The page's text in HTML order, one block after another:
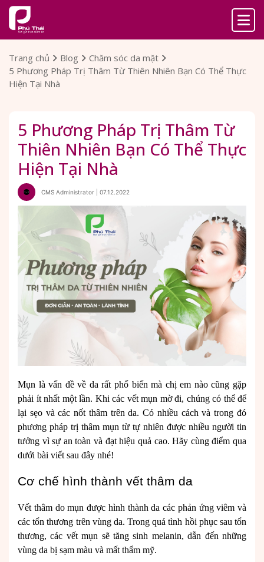
Trang chủ Blog
Chăm sóc da mặt
5 Phương Pháp Trị Thâm Từ Thiên Nhiên Bạn Có Thể Thực
Hiện Tại Nhà
5 Phương Pháp Trị Thâm Từ
Thiên Nhiên Bạn Có Thể Thực
Hiện Tại Nhà
CMS Administrator | 07.12.2022
Mụn là vấn đề về da rất phổ biến mà chị em nào cũng gặp
phải ít nhất một lần. Khi các vết mụn mờ đi, chúng có thể để
lại sẹo và các nốt thâm trên da. Có nhiều cách và trong đó
phương pháp trị thâm mụn từ tự nhiên được nhiều người tin
tưởng vì sự an toàn và đạt hiệu quả cao. Hãy cùng điểm qua
dưới bài viết sau đây nhé!
Cơ chế hình thành vết thâm da
Vết thâm do mụn được hình thành da các phản ứng viêm và
các tổn thương trên vùng da. Trong quá tình hồi phục sau tổn
thương, các vết mụn sẽ tăng sinh melanin, dẫn đến những
vùng da bị sạm màu và mất thẩm mỹ.